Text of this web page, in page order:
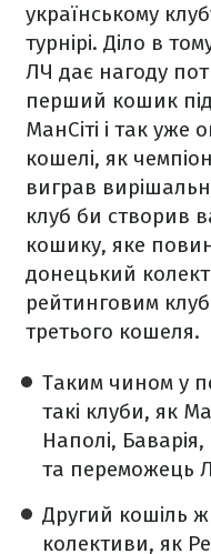
українському
турнірі. Діло в
ЛЧ дає нагоду
перший кошик
МанСіті і так уже
кошелі, як
виграв
клуб би створив
кошику, яке
донецький
рейтинговим
третього кошеля.
Таким чином у
такі клуби, як
Наполі,
та переможець
Другий кошіль
колективи, як